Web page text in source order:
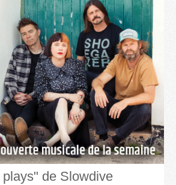
de Slowdive